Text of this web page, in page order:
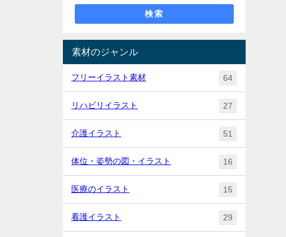
検索
素材のジャンル
フリーイラスト素材 64
リハビリイラスト 27
介護イラスト 51
体位・姿勢の図・イラスト 16
医療のイラスト 15
看護イラスト 29